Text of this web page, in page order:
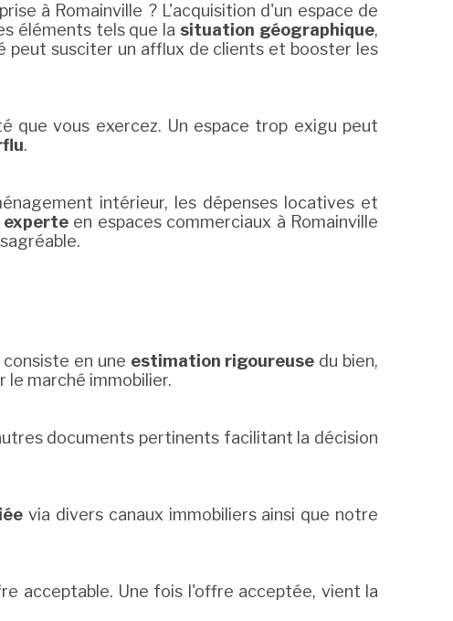
à Romainville ? L'acquisition d'un espace de
éléments tels que la situation géographique,
peut susciter un afflux de clients et booster les
vous exercez. Un espace trop exigu peut
.
intérieur, les dépenses locatives et
experte en espaces commerciaux à Romainville
en une estimation rigoureuse du bien,
marché immobilier.
documents pertinents facilitant la décision
via divers canaux immobiliers ainsi que notre
acceptable. Une fois l'offre acceptée, vient la